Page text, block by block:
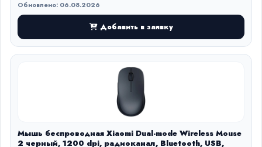
Обновлено: 06.08.2026
Добавить в заявку
Мышь беспроводная Xiaomi Dual-mode Wireless Mouse
2 черный, 1200 dpi, радиоканал, Bluetooth, USB,